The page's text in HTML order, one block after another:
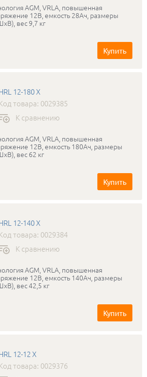
AGM, VRLA, повышенная
12В, емкость 28Ач, размеры
вес 9,7 кг
Купить
12-180 X
товара: 0029385
К сравнению
AGM, VRLA, повышенная
12В, емкость 180Ач, размеры
вес 62 кг
Купить
12-140 X
товара: 0029384
К сравнению
AGM, VRLA, повышенная
12В, емкость 140Ач, размеры
вес 42,5 кг
Купить
12-12 X
товара: 0029376